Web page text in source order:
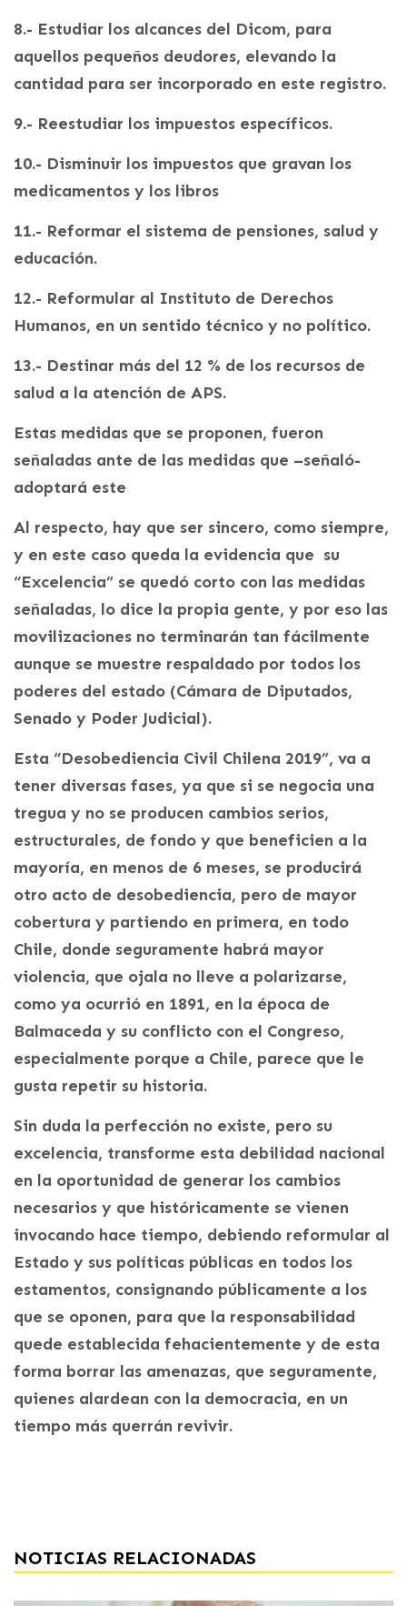
8.- Estudiar los alcances del Dicom, para
aquellos pequeños deudores, elevando la
cantidad para ser incorporado en este registro.
9.- Reestudiar los impuestos específicos.
10.- Disminuir los impuestos que gravan los
medicamentos y los libros
11.- Reformar el sistema de pensiones, salud y
educación.
12.- Reformular al Instituto de Derechos
Humanos, en un sentido técnico y no político.
13.- Destinar más del 12 % de los recursos de
salud a la atención de APS.
Estas medidas que se proponen, fueron
señaladas ante de las medidas que –señaló-
adoptará este
Al respecto, hay que ser sincero, como siempre,
y en este caso queda la evidencia que su
“Excelencia” se quedó corto con las medidas
señaladas, lo dice la propia gente, y por eso las
movilizaciones no terminarán tan fácilmente
aunque se muestre respaldado por todos los
poderes del estado (Cámara de Diputados,
Senado y Poder Judicial).
Esta “Desobediencia Civil Chilena 2019”, va a
tener diversas fases, ya que si se negocia una
tregua y no se producen cambios serios,
estructurales, de fondo y que beneficien a la
mayoría, en menos de 6 meses, se producirá
otro acto de desobediencia, pero de mayor
cobertura y partiendo en primera, en todo
Chile, donde seguramente habrá mayor
violencia, que ojala no lleve a polarizarse,
como ya ocurrió en 1891, en la época de
Balmaceda y su conflicto con el Congreso,
especialmente porque a Chile, parece que le
gusta repetir su historia.
Sin duda la perfección no existe, pero su
excelencia, transforme esta debilidad nacional
en la oportunidad de generar los cambios
necesarios y que históricamente se vienen
invocando hace tiempo, debiendo reformular al
Estado y sus políticas públicas en todos los
estamentos, consignando públicamente a los
que se oponen, para que la responsabilidad
quede establecida fehacientemente y de esta
forma borrar las amenazas, que seguramente,
quienes alardean con la democracia, en un
tiempo más querrán revivir.
NOTICIAS RELACIONADAS